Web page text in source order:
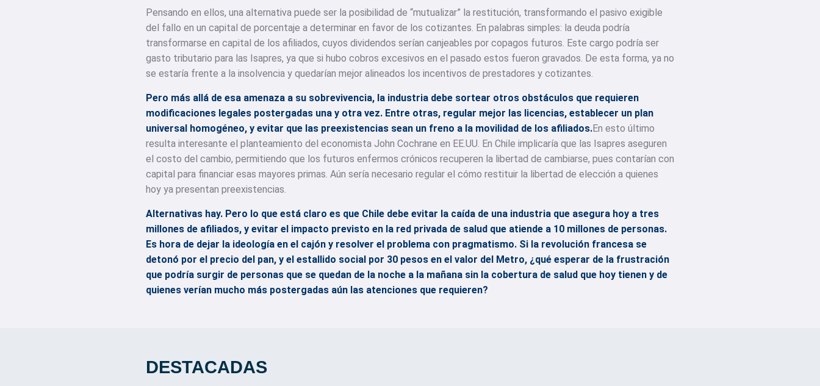
Pensando en ellos, una alternativa puede ser la posibilidad de “mutualizar” la restitución, transformando el pasivo exigible
del fallo en un capital de porcentaje a determinar en favor de los cotizantes. En palabras simples: la deuda podría
transformarse en capital de los afiliados, cuyos dividendos serían canjeables por copagos futuros. Este cargo podría ser
gasto tributario para las Isapres, ya que si hubo cobros excesivos en el pasado estos fueron gravados. De esta forma, ya no
se estaría frente a la insolvencia y quedarían mejor alineados los incentivos de prestadores y cotizantes.
Pero más allá de esa amenaza a su sobrevivencia, la industria debe sortear otros obstáculos que requieren
modificaciones legales postergadas una y otra vez. Entre otras, regular mejor las licencias, establecer un plan
universal homogéneo, y evitar que las preexistencias sean un freno a la movilidad de los afiliados.En esto último
resulta interesante el planteamiento del economista John Cochrane en EE.UU. En Chile implicaría que las Isapres aseguren
el costo del cambio, permitiendo que los futuros enfermos crónicos recuperen la libertad de cambiarse, pues contarían con
capital para financiar esas mayores primas. Aún sería necesario regular el cómo restituir la libertad de elección a quienes
hoy ya presentan preexistencias.
Alternativas hay. Pero lo que está claro es que Chile debe evitar la caída de una industria que asegura hoy a tres
millones de afiliados, y evitar el impacto previsto en la red privada de salud que atiende a 10 millones de personas.
Es hora de dejar la ideología en el cajón y resolver el problema con pragmatismo. Si la revolución francesa se
detonó por el precio del pan, y el estallido social por 30 pesos en el valor del Metro, ¿qué esperar de la frustración
que podría surgir de personas que se quedan de la noche a la mañana sin la cobertura de salud que hoy tienen y de
quienes verían mucho más postergadas aún las atenciones que requieren?
DESTACADAS